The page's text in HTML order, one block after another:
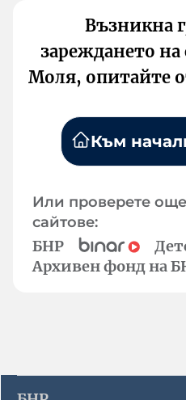
Възникна
зареждането
Моля, опитайте
Към
Или проверете
сайтове:
БНР
Архивен фонд на